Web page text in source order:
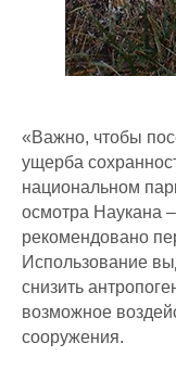
«Важно, чтобы
ущерба
национальном
осмотра Наукана
рекомендовано
Использование
снизить
возможное
сооружения.